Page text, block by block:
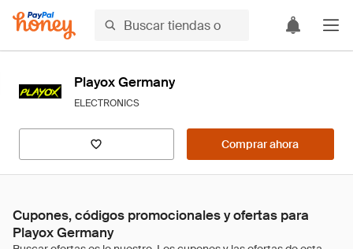
Playox Germany
ELECTRONICS
Comprar ahora
Cupones, códigos promocionales y ofertas para
Playox Germany